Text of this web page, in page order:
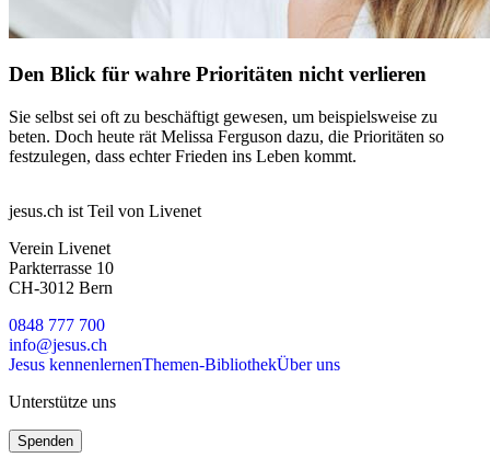
Den Blick für wahre Prioritäten nicht verlieren
Sie selbst sei oft zu beschäftigt gewesen, um beispielsweise zu
beten. Doch heute rät Melissa Ferguson dazu, die Prioritäten so
festzulegen, dass echter Frieden ins Leben kommt.
jesus.ch ist Teil von Livenet
Verein Livenet
Parkterrasse 10
CH-3012 Bern
0848 777 700
info@jesus.ch
Jesus kennenlernenThemen-BibliothekÜber uns
Unterstütze uns
Spenden